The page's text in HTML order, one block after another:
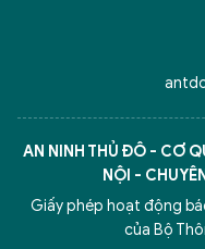
AN NINH THỦ ĐÔ - CƠ
NỘI -
Giấy phép hoạt động
của Bộ